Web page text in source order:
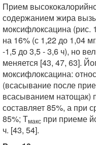
Прием
содержанием жира
моксифлоксацина (рис.
на 16% (с 1,22 до 1,04
-1,5 до 3,5 - 3,6 ч), но
меняется [43, 47, 63].
моксифлоксацина:
(всасывание после
всасыванием натощак)
составляет 85%, а при
85%; Тмакс при приеме
ч. [43, 54].